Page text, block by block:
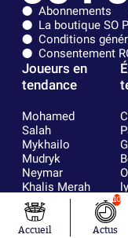
Abonnements
La boutique SO
Conditions
Consentement
Joueurs en
tendance
Mohamed
Salah
Mykhailo
Mudryk
Neymar
Khalis Merah
Loïs Openda
Moussa
Niakhaté
Accueil
10
Actus